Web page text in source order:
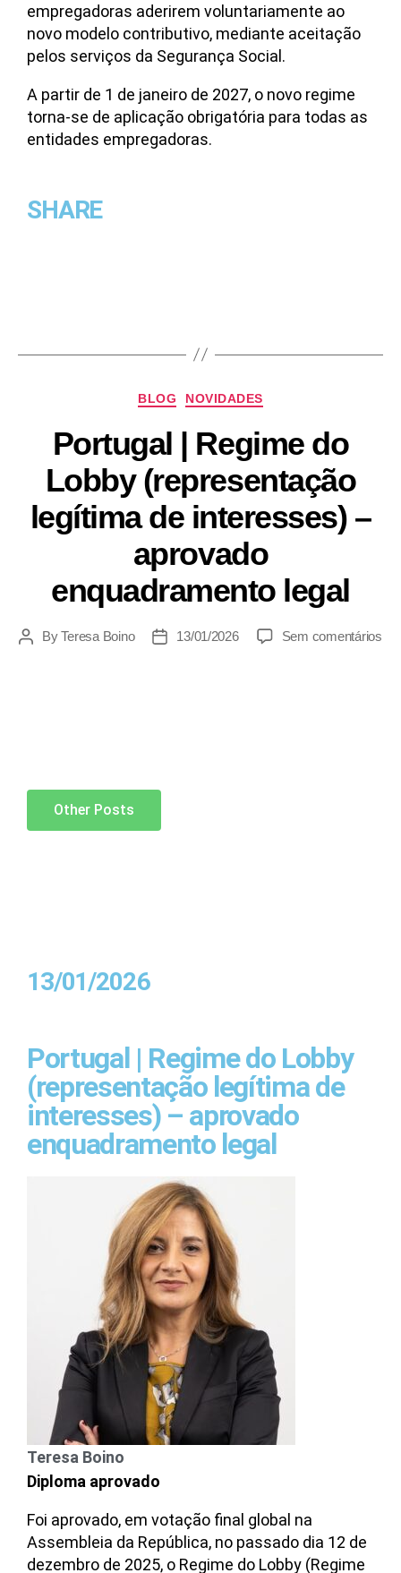
empregadoras aderirem voluntariamente ao
novo modelo contributivo, mediante aceitação
pelos serviços da Segurança Social.
A partir de 1 de janeiro de 2027, o novo regime
torna-se de aplicação obrigatória para todas as
entidades empregadoras.
SHARE
BLOG NOVIDADES
Portugal | Regime do
Lobby (representação
legítima de interesses) –
aprovado
enquadramento legal
ByTeresa Boino 13/01/2026 Sem comentários
Other Posts
13/01/2026
Portugal | Regime do Lobby
(representação legítima de
interesses) – aprovado
enquadramento legal
Teresa Boino
Diploma aprovado
Foi aprovado, em votação final global na
Assembleia da República, no passado dia 12 de
dezembro de 2025, o Regime do Lobby (Regime